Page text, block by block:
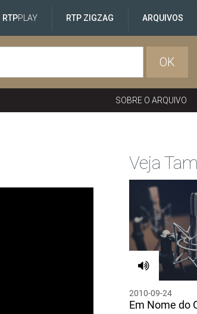
RTPPLAY RTP ZIGZAG ARQUIVOS
OK
SOBRE O ARQUIVO
Veja
2010-09-24
Em Nome do